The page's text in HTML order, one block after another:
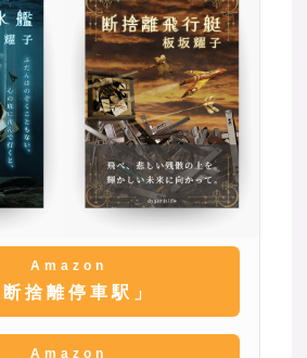
Amazon
断捨離停車駅」
Amazon